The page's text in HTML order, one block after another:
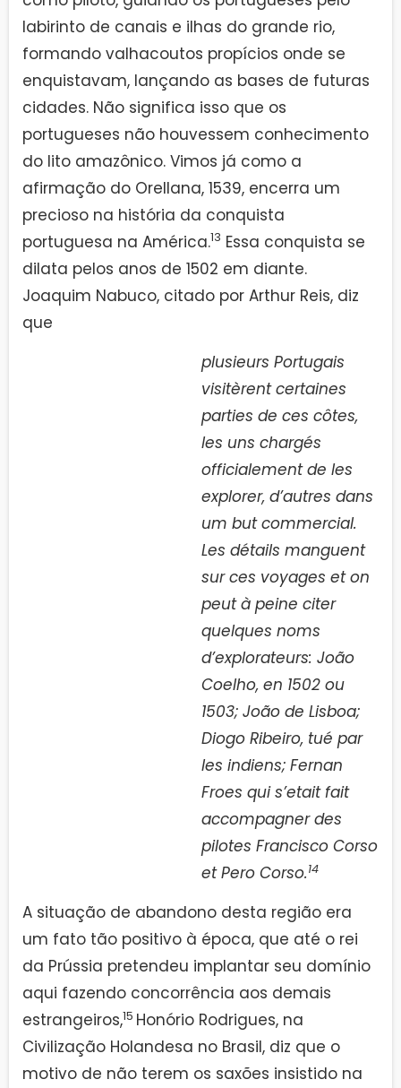
labirinto de canais e ilhas do grande rio,
formando valhacoutos propícios onde se
enquistavam, lançando as bases de futuras
cidades. Não significa isso que os
portugueses não houvessem conhecimento
do lito amazônico. Vimos já como a
afirmação do Orellana, 1539, encerra um
precioso na história da conquista
portuguesa na América.13 Essa conquista se
dilata pelos anos de 1502 em diante.
Joaquim Nabuco, citado por Arthur Reis, diz
que
plusieurs Portugais
visitèrent certaines
parties de ces côtes,
les uns chargés
officialement de les
explorer, d’autres dans
um but commercial.
Les détails manguent
sur ces voyages et on
peut à peine citer
quelques noms
d’explorateurs: João
Coelho, en 1502 ou
1503; João de Lisboa;
Diogo Ribeiro, tué par
les indiens; Fernan
Froes qui s’etait fait
accompagner des
pilotes Francisco Corso
et Pero Corso.14
A situação de abandono desta região era
um fato tão positivo à época, que até o rei
da Prússia pretendeu implantar seu domínio
aqui fazendo concorrência aos demais
estrangeiros,15 Honório Rodrigues, na
Civilização Holandesa no Brasil, diz que o
motivo de não terem os saxões insistido na